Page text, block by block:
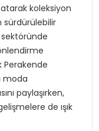
koleksiyon
sürdürülebilir
moda
paylaşırken,
de ışık